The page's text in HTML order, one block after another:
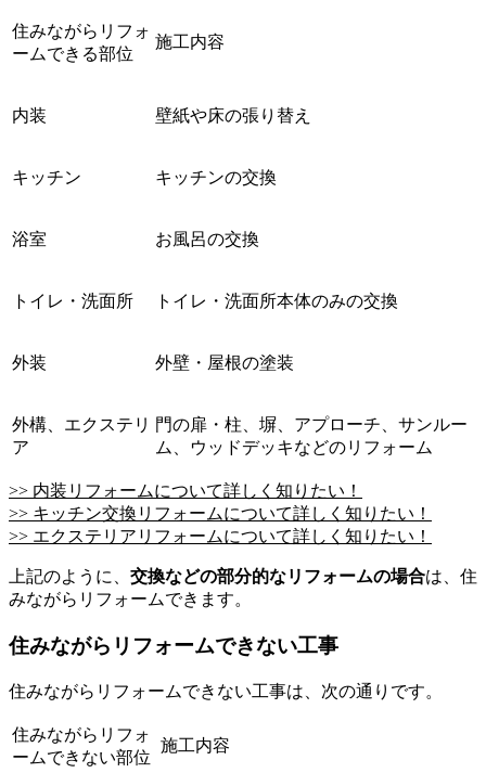
住みながらリフォ
ームできる部位
施工内容
内装 壁紙や床の張り替え
キッチン キッチンの交換
浴室 お風呂の交換
トイレ・洗面所 トイレ・洗面所本体のみの交換
外装 外壁・屋根の塗装
外構、エクステリ
ア
門の扉・柱、塀、アプローチ、サンルー
ム、ウッドデッキなどのリフォーム
>> 内装リフォームについて詳しく知りたい！
>> キッチン交換リフォームについて詳しく知りたい！
>> エクステリアリフォームについて詳しく知りたい！
上記のように、 交換などの部分的なリフォームの場合は、住
みながらリフォームできます。
住みながらリフォームできない工事
住みながらリフォームできない工事は、次の通りです。
住みながらリフォ
ームできない部位
施工内容